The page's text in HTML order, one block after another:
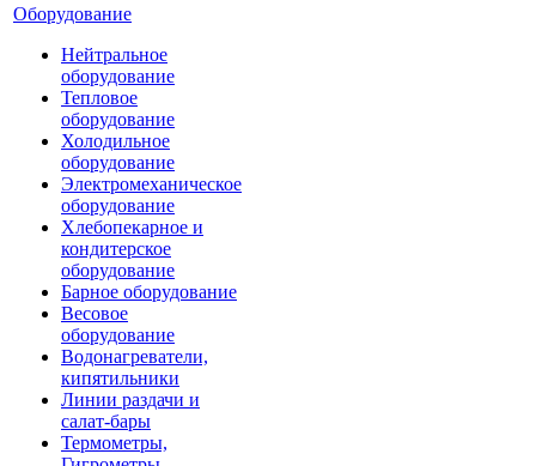
Оборудование
Нейтральное
оборудование
Тепловое
оборудование
Холодильное
оборудование
Электромеханическое
оборудование
Хлебопекарное и
кондитерское
оборудование
Барное оборудование
Весовое
оборудование
Водонагреватели,
кипятильники
Линии раздачи и
салат-бары
Термометры,